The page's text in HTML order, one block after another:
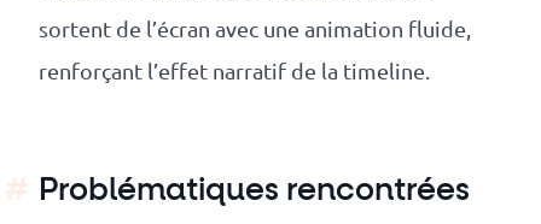
sortent de l’écran avec une animation fluide,
renforçant l’effet narratif de la timeline.
Problématiques rencontrées